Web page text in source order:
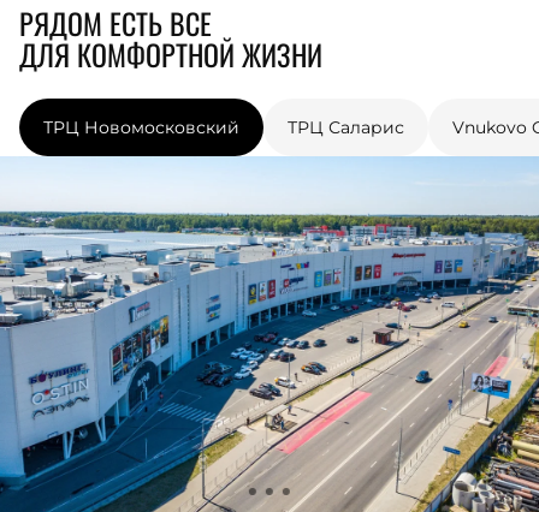
РЯДОМ ЕСТЬ ВСЕ
ДЛЯ КОМФОРТНОЙ ЖИЗНИ
ТРЦ Новомосковский ТРЦ Саларис Vnukovo